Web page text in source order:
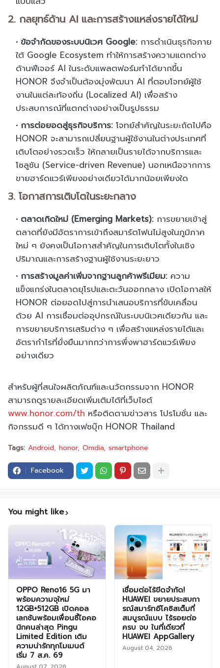
2. กลยุทธ์ด้าน AI และการสร้างแหล่งรายได้ใหม่
ข้อจำกัดของระบบนิเวศ Google: การดำเนินธุรกิจภาย
ใต้ Google Ecosystem ทำให้การสร้างความแตกต่าง
ด้านฟีเจอร์ AI ในระดับแพลตฟอร์มทำได้ยากขึ้น
HONOR จึงจำเป็นต้องมุ่งพัฒนา AI ที่ตอบโจทย์ผู้ใช้
งานในแต่ละท้องถิ่น (Localized AI) เพื่อสร้าง
ประสบการณ์ที่แตกต่างอย่างเป็นรูปธรรม
การต่อยอดสู่ธุรกิจบริการ: โจทย์สำคัญในระยะถัดไปคือ
HONOR จะสามารถเปลี่ยนฐานผู้ใช้งานในต่างประเทศที่
เติบโตอย่างรวดเร็ว ให้กลายเป็นรายได้จากบริการและ
โซลูชัน (Service-driven Revenue) นอกเหนือจากการ
ขายฮาร์ดแวร์เพียงอย่างเดียวได้มากน้อยเพียงใด
3. โอกาสการเติบโตในระยะกลาง
ตลาดเกิดใหม่ (Emerging Markets): การขยายเข้าสู่
ตลาดที่ยังมีอัตราการเข้าถึงสมาร์ตโฟนไม่สูงในภูมิภาค
ใหม่ ๆ ยังคงเป็นโอกาสสำคัญในการเติบโตทั้งในเชิง
ปริมาณและการสร้างฐานผู้ใช้งานระยะยาว
การสร้างมูลค่าเพิ่มจากฐานลูกค้าพรีเมียม: ความ
แข็งแกร่งในตลาดยุโรปและตะวันออกกลาง เปิดโอกาสให้
HONOR ต่อยอดไปสู่การนำเสนอบริการที่ขับเคลื่อน
ด้วย AI การเชื่อมต่ออุปกรณ์ในระบบนิเวศเดียวกัน และ
การขยายบริการเสริมต่าง ๆ เพื่อสร้างแหล่งรายได้และ
อัตรากำไรที่ยั่งยืนมากกว่าการพึ่งพาฮาร์ดแวร์เพียง
อย่างเดียว
สำหรับผู้ที่สนใจผลิตภัณฑ์และนวัตกรรมจาก HONOR
สามารถดูรายละเอียดเพิ่มเติมได้ที่เว็บไซต์
www.honor.com/th หรือติดตามข่าวสาร โปรโมชั่น และ
กิจกรรมดี ๆ ได้ทางเฟซบุ๊ก HONOR Thailand
Tags: Android honor Omdia smartphone
Facebook
You might like
OPPO Reno16 5G มา
พร้อมความจุใหม่
12GB+512GB เปิดคอล
เลกชันพร้อมเพื่อนซี้ไอคอ
นิกคนล่าสุด Pingu
Limited Edition เติม
ความน่ารักทุกโมเมนต์
เริ่ม 7 ส.ค. 69
เชื่อมต่อไร้ขีดจำกัด!
HUAWEI ขยายประสบกา
รณ์สมาร์ทอีโคซิสเต็มที่
สมบูรณ์แบบ ไร้รอยต่อ
ครบ จบ ในที่เดียวที่
HUAWEI AppGallery
August 04, 2026